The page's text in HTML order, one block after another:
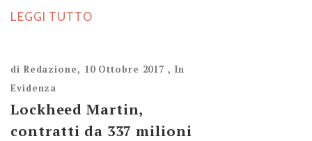
LEGGI TUTTO
di Redazione, 10 Ottobre 2017 , In
Evidenza
Lockheed Martin,
contratti da 337 milioni